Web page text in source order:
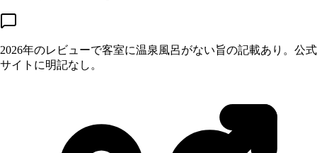
2026年のレビューで客室に温泉風呂がない旨の記載あり。公式
サイトに明記なし。